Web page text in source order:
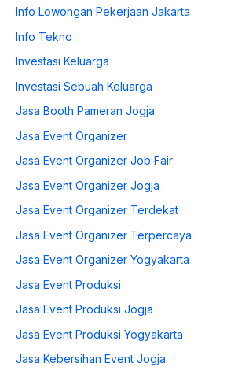
Info Lowongan Pekerjaan Jakarta
Info Tekno
Investasi Keluarga
Investasi Sebuah Keluarga
Jasa Booth Pameran Jogja
Jasa Event Organizer
Jasa Event Organizer Job Fair
Jasa Event Organizer Jogja
Jasa Event Organizer Terdekat
Jasa Event Organizer Terpercaya
Jasa Event Organizer Yogyakarta
Jasa Event Produksi
Jasa Event Produksi Jogja
Jasa Event Produksi Yogyakarta
Jasa Kebersihan Event Jogja